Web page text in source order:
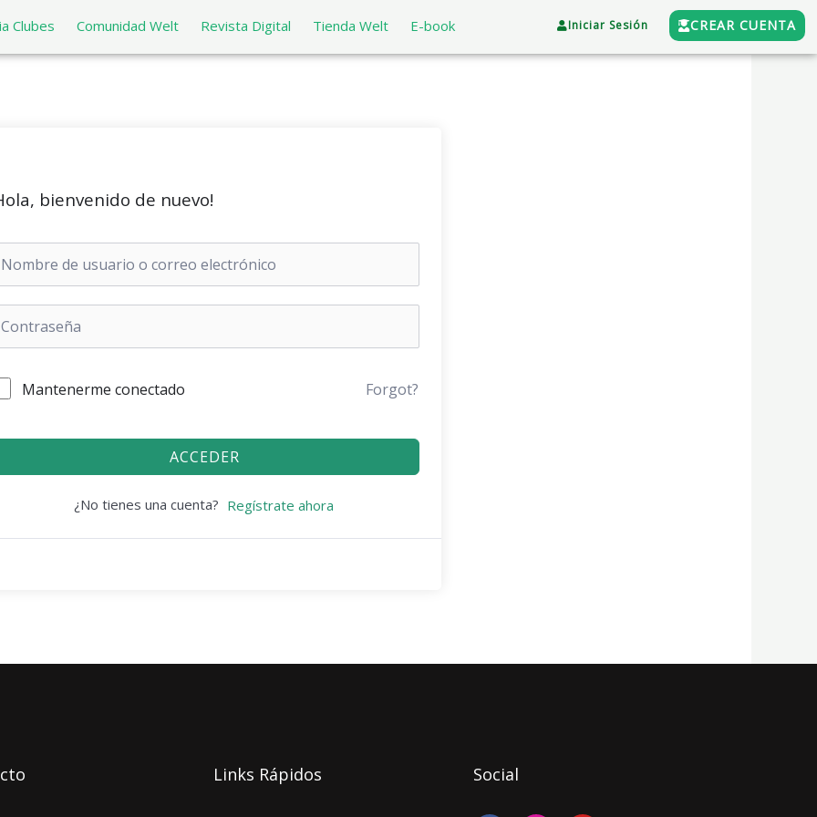
Clubes Comunidad Welt Revista Digital Tienda Welt E-book Iniciar Sesión CREAR CUENTA
bienvenido de nuevo!
Mantenerme conectado Forgot?
ACCEDER
¿No tienes una cuenta? Regístrate ahora
Links Rápidos Social